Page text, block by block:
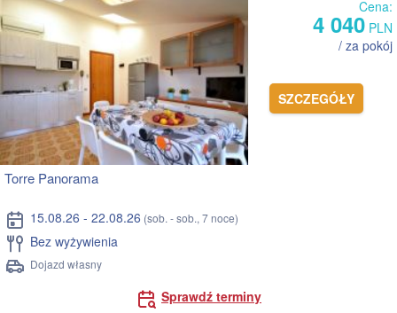
Cena:
4 040 PLN
/ za pokój
SZCZEGÓŁY
Torre Panorama
15.08.26 - 22.08.26 (sob. - sob., 7 noce)
Bez wyżywienia
Dojazd własny
Sprawdź terminy